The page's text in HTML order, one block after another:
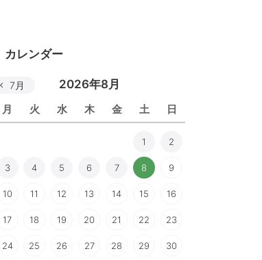
カレンダー
2026年8月
月 火 水 木 金 土 日
7月
1 2
3 4 5 6 7 8 9
10 11 12 13 14 15 16
17 18 19 20 21 22 23
24 25 26 27 28 29 30